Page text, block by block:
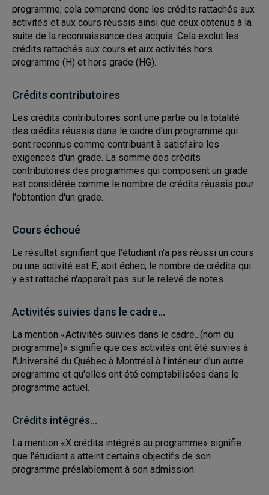
programme; cela comprend donc les crédits rattachés aux
activités et aux cours réussis ainsi que ceux obtenus à la
suite de la reconnaissance des acquis. Cela exclut les
crédits rattachés aux cours et aux activités hors
programme (H) et hors grade (HG).
Crédits contributoires
Les crédits contributoires sont une partie ou la totalité
des crédits réussis dans le cadre d'un programme qui
sont reconnus comme contribuant à satisfaire les
exigences d'un grade. La somme des crédits
contributoires des programmes qui composent un grade
est considérée comme le nombre de crédits réussis pour
l'obtention d'un grade.
Cours échoué
Le résultat signifiant que l'étudiant n'a pas réussi un cours
ou une activité est E, soit échec; le nombre de crédits qui
y est rattaché n'apparaît pas sur le relevé de notes.
Activités suivies dans le cadre...
La mention «Activités suivies dans le cadre...(nom du
programme)» signifie que ces activités ont été suivies à
l'Université du Québec à Montréal à l'intérieur d'un autre
programme et qu'elles ont été comptabilisées dans le
programme actuel.
Crédits intégrés...
La mention «X crédits intégrés au programme» signifie
que l'étudiant a atteint certains objectifs de son
programme préalablement à son admission.